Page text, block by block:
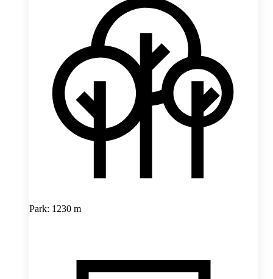
Park: 1230 m